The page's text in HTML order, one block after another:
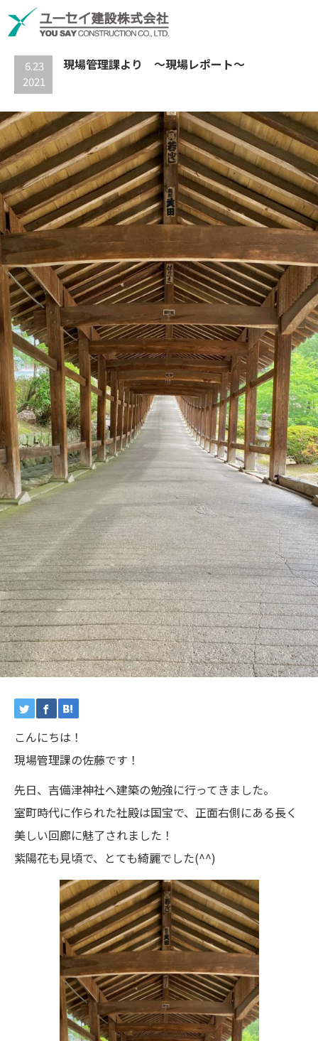
最新の記事
6.23
2021
現場管理課より ～現場レポート～
こんにちは！
現場管理課の佐藤です！
先日、吉備津神社へ建築の勉強に行ってきました。
室町時代に作られた社殿は国宝で、正面右側にある長く
美しい回廊に魅了されました！
紫陽花も見頃で、とても綺麗でした(^^)